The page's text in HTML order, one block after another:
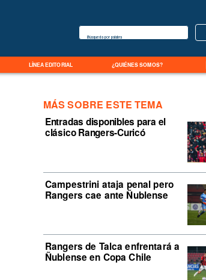
LÍNEA EDITORIAL ¿QUIÉNES SOMOS?
Búsqueda por palabra
Entradas disponibles para el
clásico Rangers-Curicó
Campestrini ataja penal pero
Rangers cae ante Ñublense
Rangers de Talca enfrentará a
Ñublense en Copa Chile
MÁS SOBRE ESTE TEMA